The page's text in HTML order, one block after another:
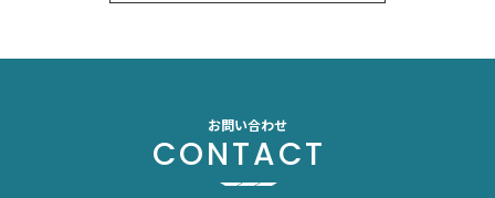
お問い合わせ
CONTACT